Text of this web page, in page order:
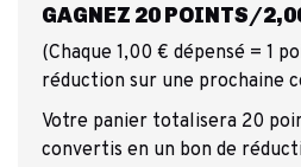
GAGNEZ 20 POINTS/
(Chaque 1,00 € dépensé = 1
réduction sur une prochaine
Votre panier totalisera 20
convertis en un bon de